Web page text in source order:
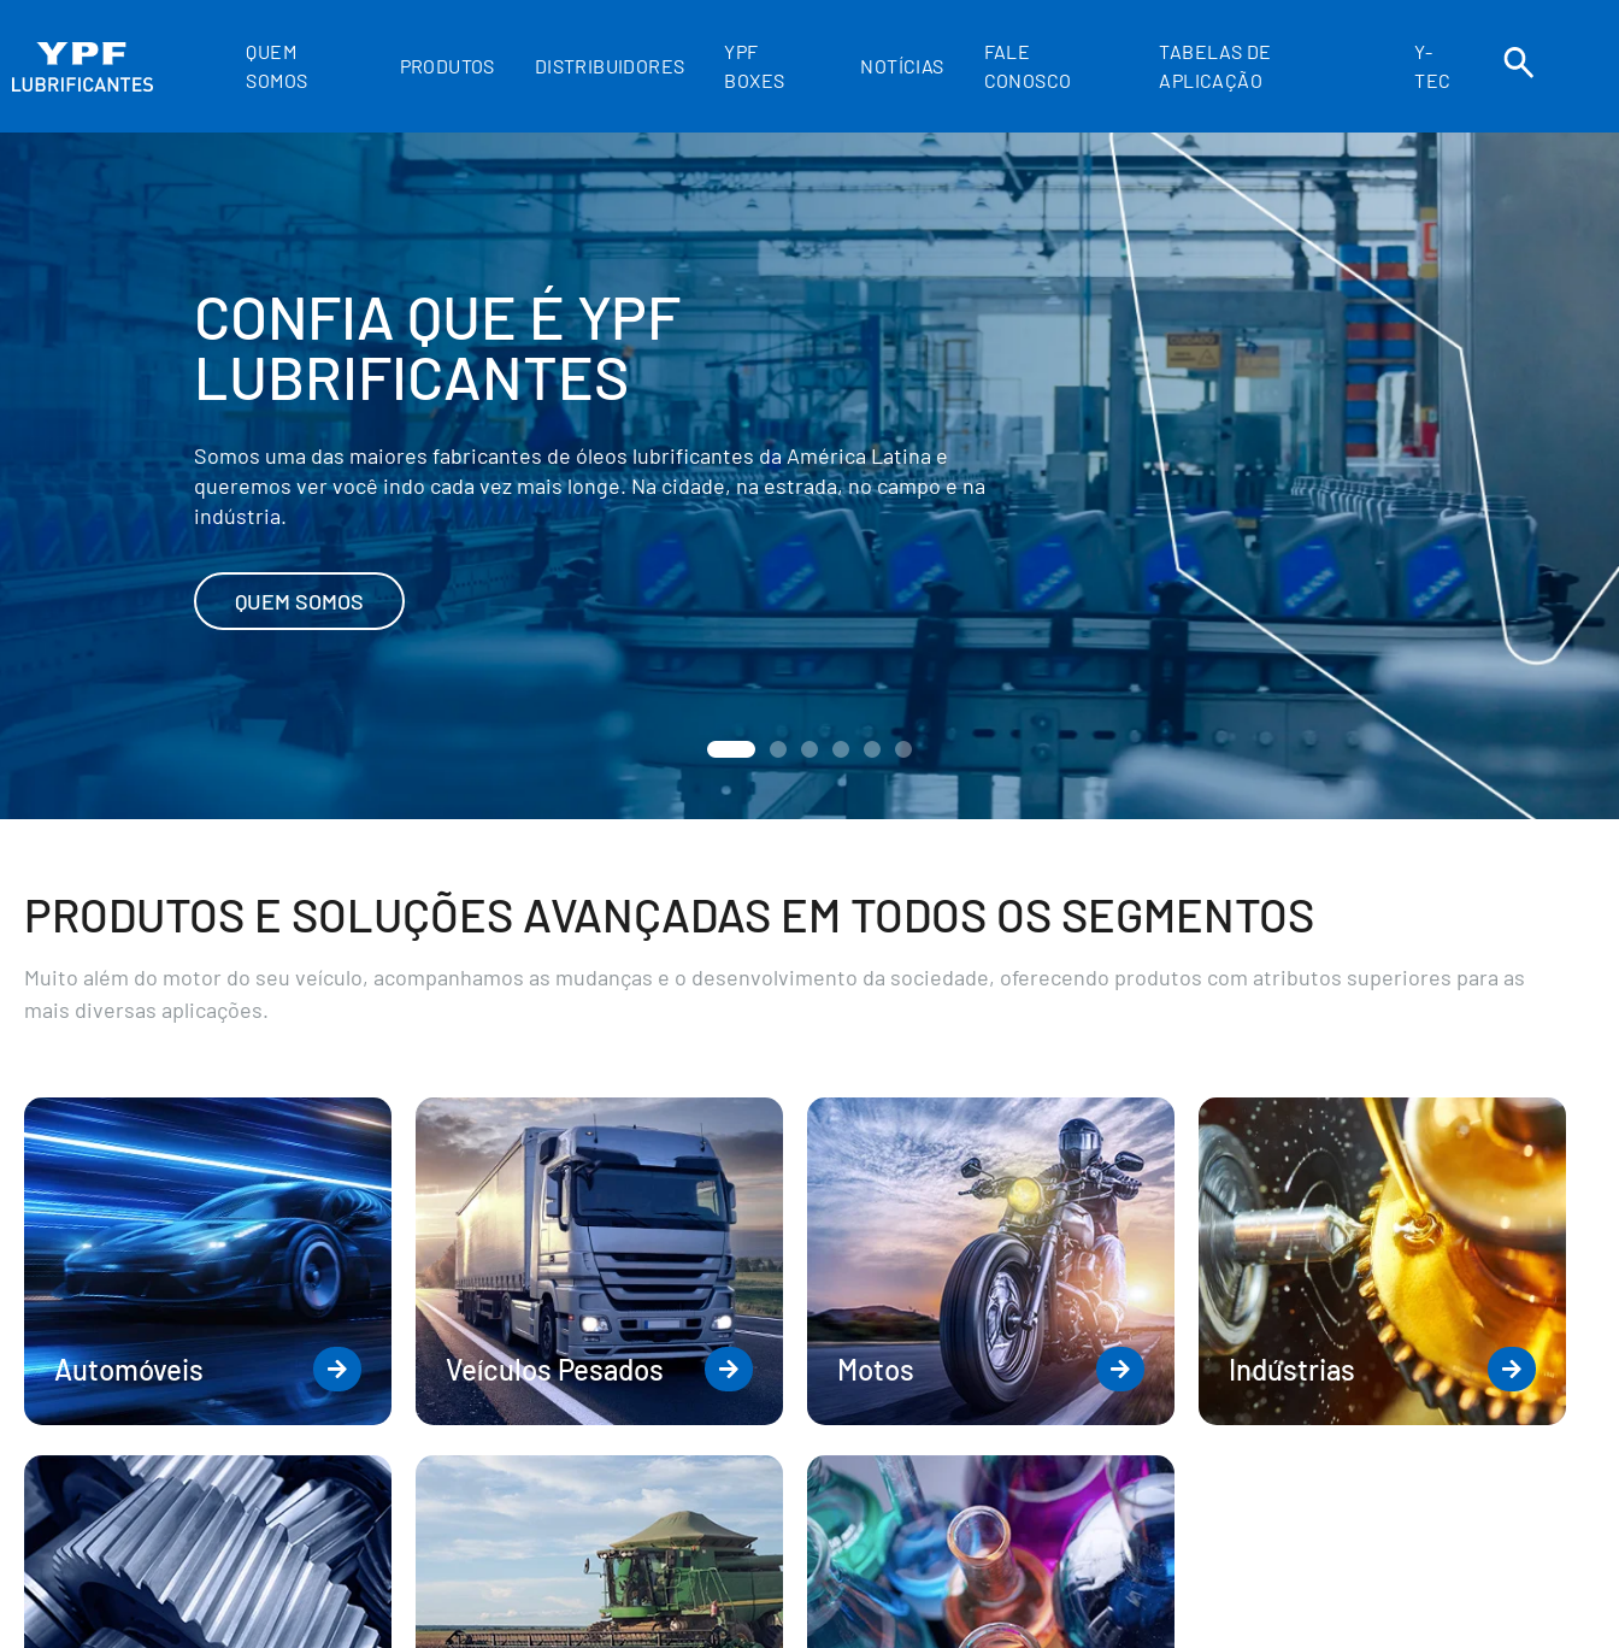
QUEM
SOMOS
PRODUTOS DISTRIBUIDORES
YPF
BOXES
NOTÍCIAS
FALE
CONOSCO
TABELAS DE
APLICAÇÃO
Y-
TEC
UMA DAS MAIORES
EMPRESAS DE ENERGIA DA
AMÉRICA LATINA
Com mais de um século de história, a YPF impulsiona a inovação e o
desenvolvimento energético a partir de uma das maiores reservas de petróleo e
gás do mundo.
CONHEÇA
PRODUTOS E SOLUÇÕES AVANÇADAS EM TODOS OS SEGMENTOS
Muito além do motor do seu veículo, acompanhamos as mudanças e o desenvolvimento da sociedade, oferecendo produtos com atributos superiores para as
mais diversas aplicações.
Automóveis Veículos Pesados Motos Indústrias